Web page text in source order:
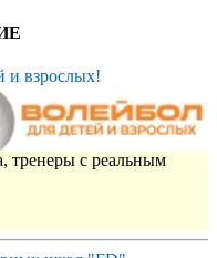
и взрослых!
тренеры с реальным